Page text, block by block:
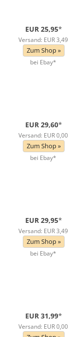
EUR 25,95*
Versand: EUR 3,49
Zum Shop »
bei Ebay*
EUR 29,60*
Versand: EUR 0,00
Zum Shop »
bei Ebay*
EUR 29,95*
Versand: EUR 3,49
Zum Shop »
bei Ebay*
EUR 31,99*
Versand: EUR 0,00